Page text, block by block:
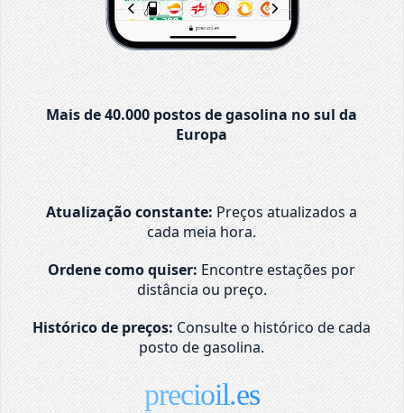
Mais de 40.000 postos de gasolina no sul da
Europa
Atualização constante: Preços atualizados a
cada meia hora.
Ordene como quiser: Encontre estações por
distância ou preço.
Histórico de preços: Consulte o histórico de cada
posto de gasolina.
precioil.es